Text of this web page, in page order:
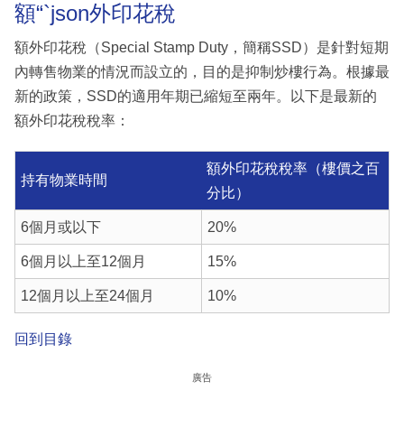
額“`json外印花稅
額外印花稅（Special Stamp Duty，簡稱SSD）是針對短期
內轉售物業的情況而設立的，目的是抑制炒樓行為。根據最
新的政策，SSD的適用年期已縮短至兩年。以下是最新的
額外印花稅稅率：
持有物業時間
額外印花稅稅率（樓價之百
分比）
6個月或以下 20%
6個月以上至12個月 15%
12個月以上至24個月 10%
回到目錄
廣告